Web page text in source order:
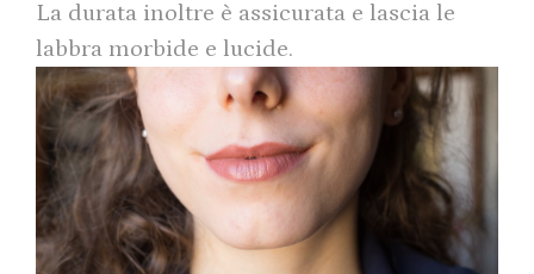
La durata inoltre è assicurata e lascia le
labbra morbide e lucide.